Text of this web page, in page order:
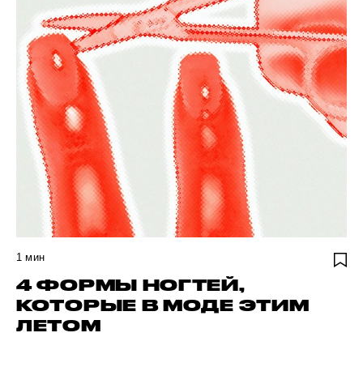
1 мин
4 ФОРМЫ НОГТЕЙ,
КОТОРЫЕ В МОДЕ ЭТИМ
ЛЕТОМ